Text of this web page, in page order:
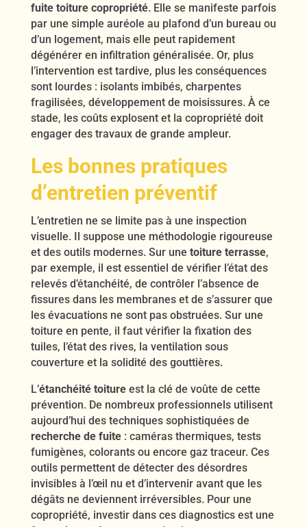
fuite toiture copropriété. Elle se manifeste parfois
par une simple auréole au plafond d’un bureau ou
d’un logement, mais elle peut rapidement
dégénérer en infiltration généralisée. Or, plus
l’intervention est tardive, plus les conséquences
sont lourdes : isolants imbibés, charpentes
fragilisées, développement de moisissures. À ce
stade, les coûts explosent et la copropriété doit
engager des travaux de grande ampleur.
Les bonnes pratiques
d’entretien préventif
L’entretien ne se limite pas à une inspection
visuelle. Il suppose une méthodologie rigoureuse
et des outils modernes. Sur une toiture terrasse,
par exemple, il est essentiel de vérifier l’état des
relevés d’étanchéité, de contrôler l’absence de
fissures dans les membranes et de s’assurer que
les évacuations ne sont pas obstruées. Sur une
toiture en pente, il faut vérifier la fixation des
tuiles, l’état des rives, la ventilation sous
couverture et la solidité des gouttières.
L’étanchéité toitureest la clé de voûte de cette
prévention. De nombreux professionnels utilisent
aujourd’hui des techniques sophistiquées de
recherche de fuite: caméras thermiques, tests
fumigènes, colorants ou encore gaz traceur. Ces
outils permettent de détecter des désordres
invisibles à l’œil nu et d’intervenir avant que les
dégâts ne deviennent irréversibles. Pour une
copropriété, investir dans ces diagnostics est une